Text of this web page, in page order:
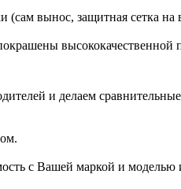
(сам вынос, защитная сетка
высококачественной
и делаем
с Вашей маркой и